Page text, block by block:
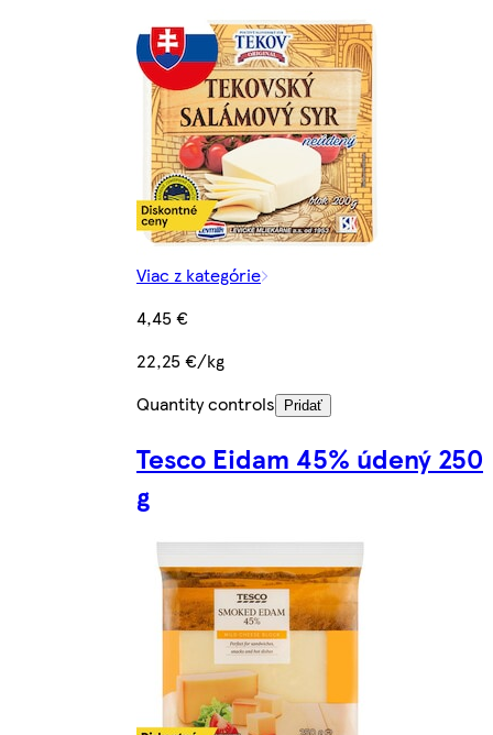
Viac z kategórie
4,45 €
22,25 €/kg
Quantity controls
Pridať
Tesco Eidam 45% údený 250
g